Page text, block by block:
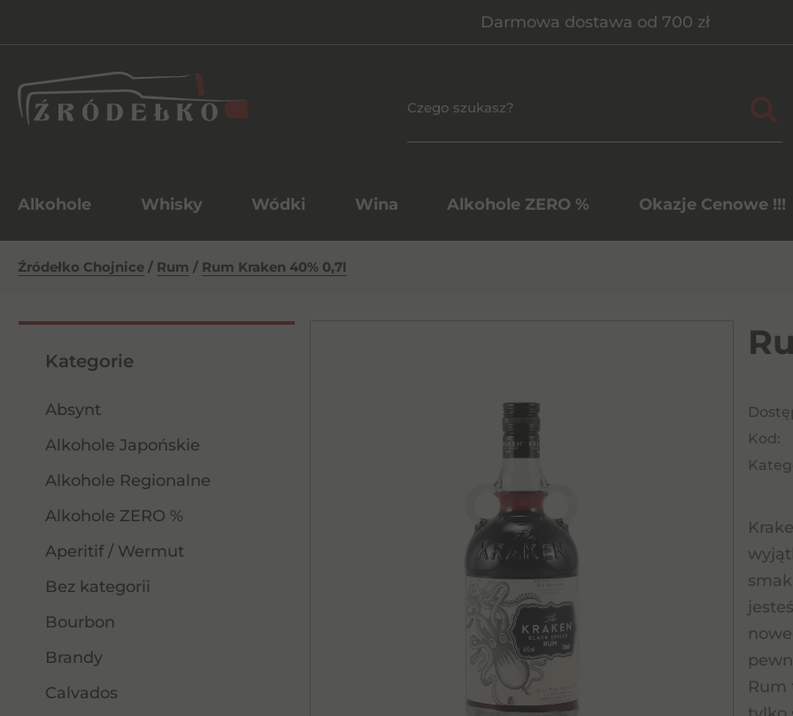
Darmowa dostawa od 700 zł
Alkohole Whisky Wódki Wina Alkohole ZERO % Okazje Cenowe !!!
Źródełko Chojnice / Rum / Rum Kraken 40% 0,7l
Kategorie
Absynt
Alkohole Japońskie
Alkohole Regionalne
Alkohole ZERO %
Aperitif / Wermut
Bez kategorii
Bourbon
Brandy
Calvados
Kod:
Rum